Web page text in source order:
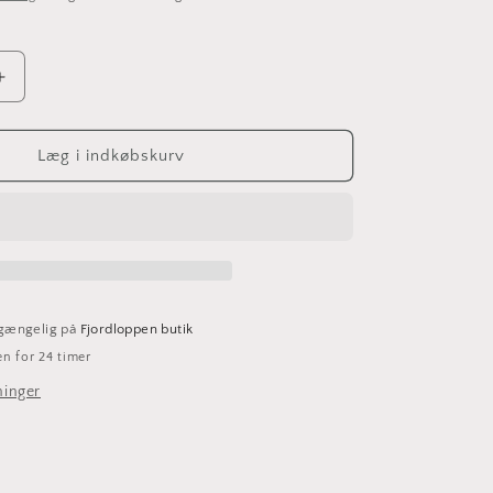
Øg
UbrugtLæg i indkøbskurv
på Fjordloppen butik
for 24 timer